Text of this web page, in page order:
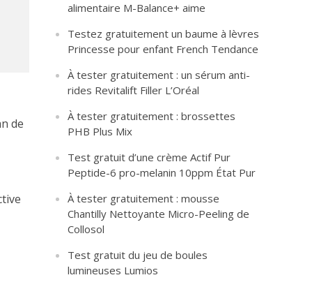
de
alimentaire M-Balance+ aime
Testez gratuitement un baume à lèvres
Princesse pour enfant French Tendance
À tester gratuitement : un sérum anti-
rides Revitalift Filler L’Oréal
À tester gratuitement : brossettes
PHB Plus Mix
Test gratuit d’une crème Actif Pur
Peptide-6 pro-melanin 10ppm État Pur
À tester gratuitement : mousse
Chantilly Nettoyante Micro-Peeling de
Collosol
Test gratuit du jeu de boules
lumineuses Lumios